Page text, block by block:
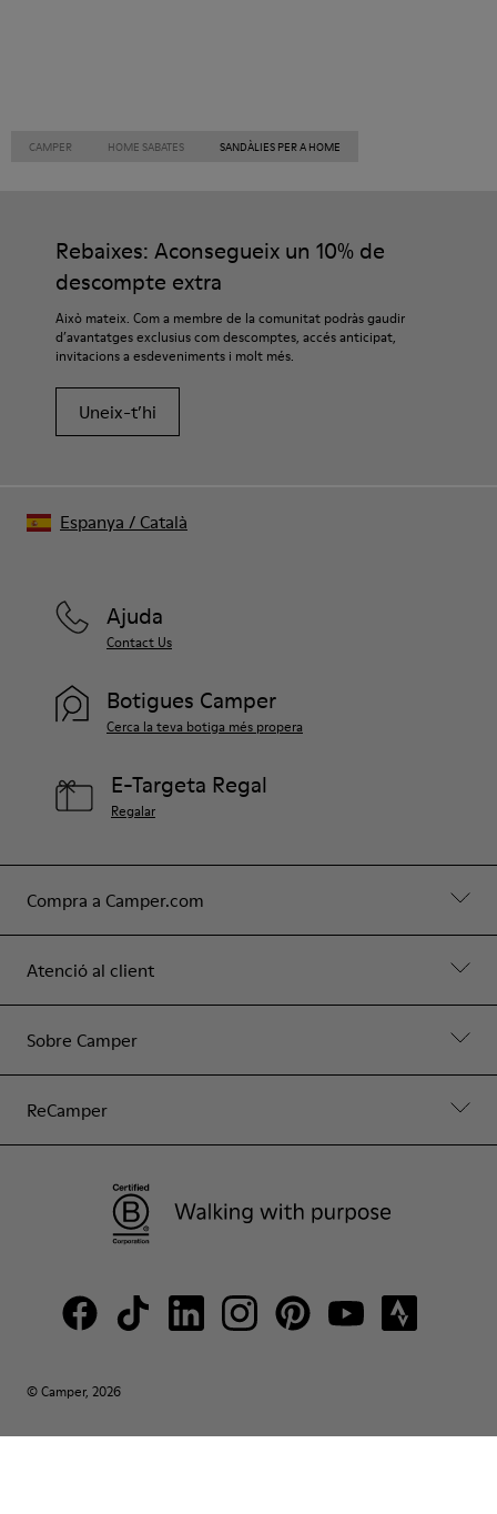
CAMPER HOME SABATES SANDÀLIES PER A HOME
Rebaixes: Aconsegueix un 10% de
descompte extra
Això mateix. Com a membre de la comunitat podràs gaudir
d’avantatges exclusius com descomptes, accés anticipat,
invitacions a esdeveniments i molt més.
Uneix-t’hi
Compra a Camper.com
Atenció al client
Sobre Camper
ReCamper
Ajuda
Contact Us
Botigues Camper
Cerca la teva botiga més propera
E-Targeta Regal
Regalar
© Camper, 2026
Espanya / Català